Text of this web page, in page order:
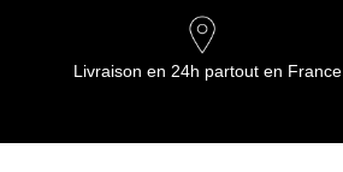
Livraison en 24h partout en France